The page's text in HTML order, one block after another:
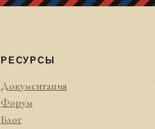
РЕСУРСЫ
Документация
Форум
Блог